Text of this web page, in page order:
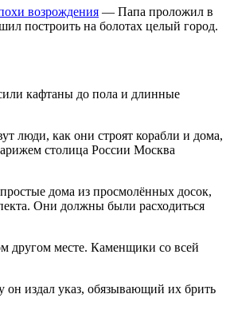
возрождения — Папа проложил в
построить на болотах целый город.
кафтаны до пола и длинные
люди, как они строят корабли и дома,
столица Рос­сии Москва
дома из просмолённых досок,
Они должны были расходиться
другом месте. Каменщики со всей
он издал указ, обязывающий их брить